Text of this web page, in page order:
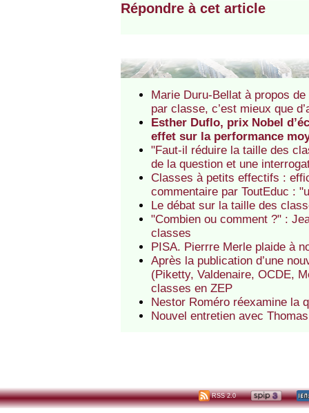
Répondre à cet article
Marie Duru-Bellat à propos
par classe, c’est mieux que
Esther Duflo, prix Nobel
effet sur la performance
"Faut-il réduire la taille des
de la question et une
Classes à petits effectifs :
commentaire par ToutEduc :
Le débat sur la taille des
"Combien ou comment ?" :
classes
PISA. Pierrre Merle plaide à
Après la publication d’une
(Piketty, Valdenaire, OCDE,
classes en ZEP
Nestor Roméro réexamine la
Nouvel entretien avec
RSS 2.0